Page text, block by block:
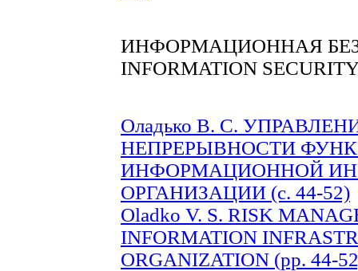
ИНФОРМАЦИОННАЯ
INFORMATION
Оладько В. С.
НЕПРЕРЫВНОСТИ
ИНФОРМАЦИОННОЙ
ОРГАНИЗАЦИИ (c. 44-52)
Oladko V. S. RISK
INFORMATION
ORGANIZATION (pp. 44-